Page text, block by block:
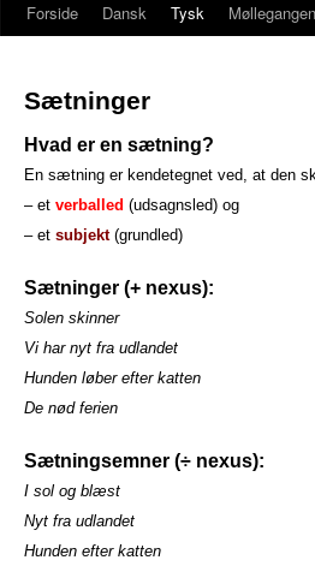
Forside Dansk Tysk Møllegangen
Sætninger
Hvad er en sætning?
En sætning er kendetegnet ved, at den
– et verballed (udsagnsled) og
– et subjekt (grundled)
Sætninger (+ nexus):
Solen skinner
Vi har nyt fra udlandet
Hunden løber efter katten
De nød ferien
Sætningsemner (÷ nexus):
I sol og blæst
Nyt fra udlandet
Hunden efter katten